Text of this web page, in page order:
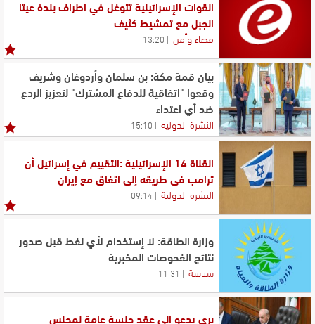
القوات الإسرائيلية تتوغل في اطراف بلدة عيتا
الجبل مع تمشيط كثيف
قضاء وأمن 13:20
بيان قمة مكة: بن سلمان وأردوغان وشريف
وقعوا "اتفاقية للدفاع المشترك" لتعزيز الردع
ضد أي اعتداء
النشرة الدولية 15:10
القناة 14 الإسرائيلية :التقييم في إسرائيل أن
ترامب في طريقه إلى اتفاق مع إيران
النشرة الدولية 09:14
وزارة الطاقة: لا إستخدام لأي نفط قبل صدور
نتائج الفحوصات المخبرية
سياسة 11:31
بري يدعو الى عقد جلسة عامة لمجلس